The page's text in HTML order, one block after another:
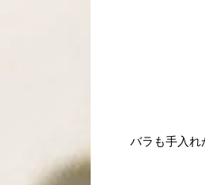
バラも手入れ